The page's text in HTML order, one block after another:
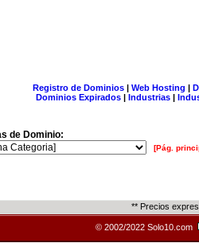
Registro de Dominios| Web Hosting |
Dominios Expirados | Industrias |
de Dominio:
[Pág.
** Precios
© 2002/2022 Solo10.com